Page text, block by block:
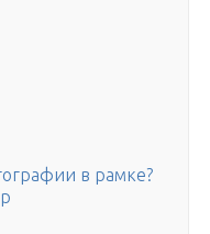
в рамке?